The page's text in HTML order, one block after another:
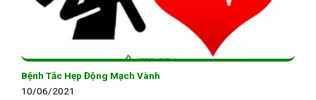
Bệnh Tắc Hẹp Động Mạch Vành
10/06/2021